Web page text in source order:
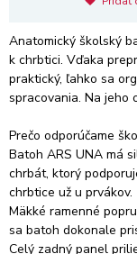
Anatomický školský
k chrbtici. Vďaka
praktický, ľahko sa
spracovania. Na jeho
Prečo odporúčame
Batoh ARS UNA má
chrbát, ktorý
chrbtice už u prvákov.
Mäkké ramenné
sa batoh dokonale
Celý zadný panel